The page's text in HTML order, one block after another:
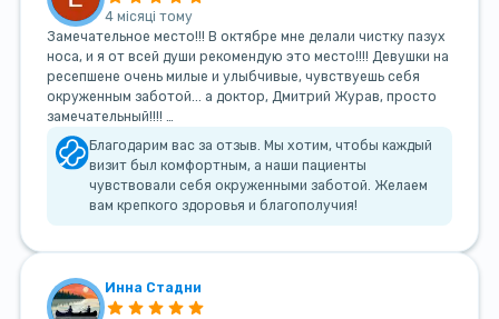
4 місяці тому
Замечательное место!!! В октябре мне делали чистку пазух
носа, и я от всей души рекомендую это место!!!! Девушки на
ресепшене очень милые и улыбчивые, чувствуешь себя
окруженным заботой... а доктор, Дмитрий Журав, просто
замечательный!!!! …
Благодарим вас за отзыв. Мы хотим, чтобы каждый
визит был комфортным, а наши пациенты
чувствовали себя окруженными заботой. Желаем
вам крепкого здоровья и благополучия!
Инна Стадни